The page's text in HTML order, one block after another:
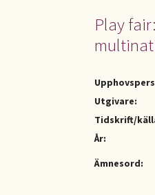
Play
Utgivare:
Tidskrift/
År:
Ämnesord: